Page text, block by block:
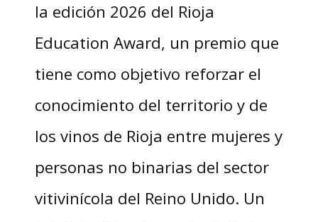
la edición 2026 del Rioja
Education Award, un premio que
tiene como objetivo reforzar el
conocimiento del territorio y de
los vinos de Rioja entre mujeres y
personas no binarias del sector
vitivinícola del Reino Unido. Un